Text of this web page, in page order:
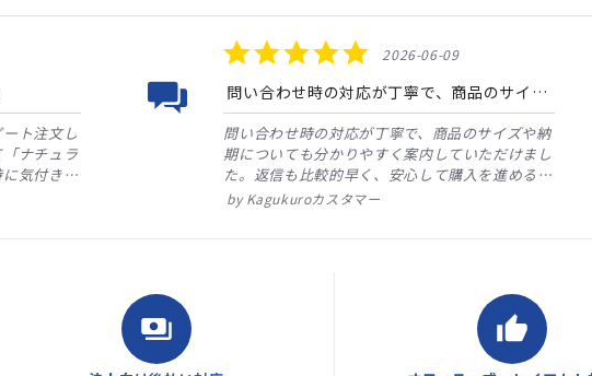
ト注文し
ナチュラ
気付き、
ました。
5.0
star
rating
2026-06-09
問い合わせ時の対応が丁寧で、商品のサイズや納期についても分かりやすく案内していただけました。返信も比較的早く...
問い合わせ時の対応が丁寧で、商品のサイズや納
期についても分かりやすく案内していただけまし
た。返信も比較的早く、安心して購入を進めるこ
とができました。配送についても予定どおりに
Kagukuroカスタマー
payments thumb_up